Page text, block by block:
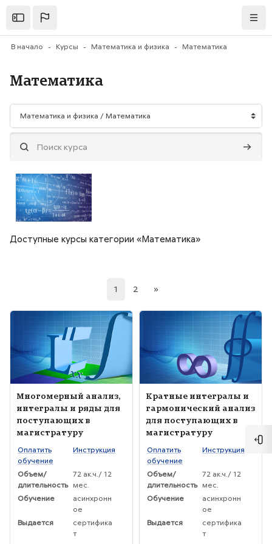
Открыть
В начало Курсы Математика и физика Математика
Математика
Категории курсов
Поиск курса Поиск
Доступные курсы категории «Математика»
1(current)
2 »
Следующая страница
Изображение курса" Многомерный анализ, интегралы и ряды
Изображение курса
Название курса
Многомерный анализ,
интегралы и ряды для
поступающих в
магистратуру
Текст краткого изложения курса:
Оплатить
обучение
Инструкция
Объем/
длительность
72 ак.ч./ 12
мес.
Обучение
асинхронн
ое
Выдается
сертифика
т
Изображение курса" Кратные
Изображение курса
Название курса
Кратные интегралы и
гармонический анализ
для поступающих в
магистратуру
Текст краткого изложения курса:
Оплатить
обучение
Инструкция
Объем/
длительность
72 ак.ч./ 12
мес.
Обучение
асинхронн
ое
Выдается
сертифика
т